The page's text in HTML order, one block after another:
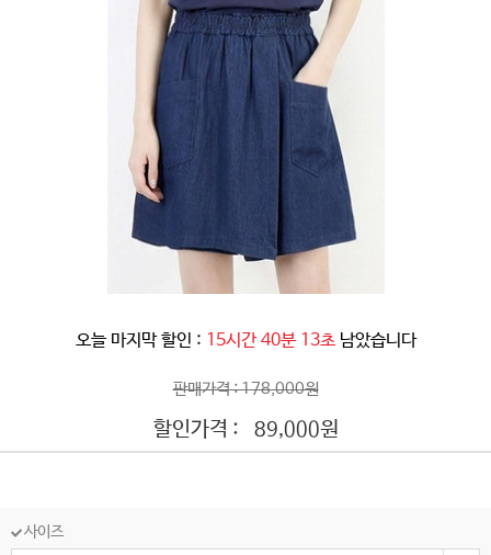
오늘 마지막 할인 : 15시간 40분 10초 남았습니다
판매가격 : 178,000원
할인가격 : 89,000원
사이즈